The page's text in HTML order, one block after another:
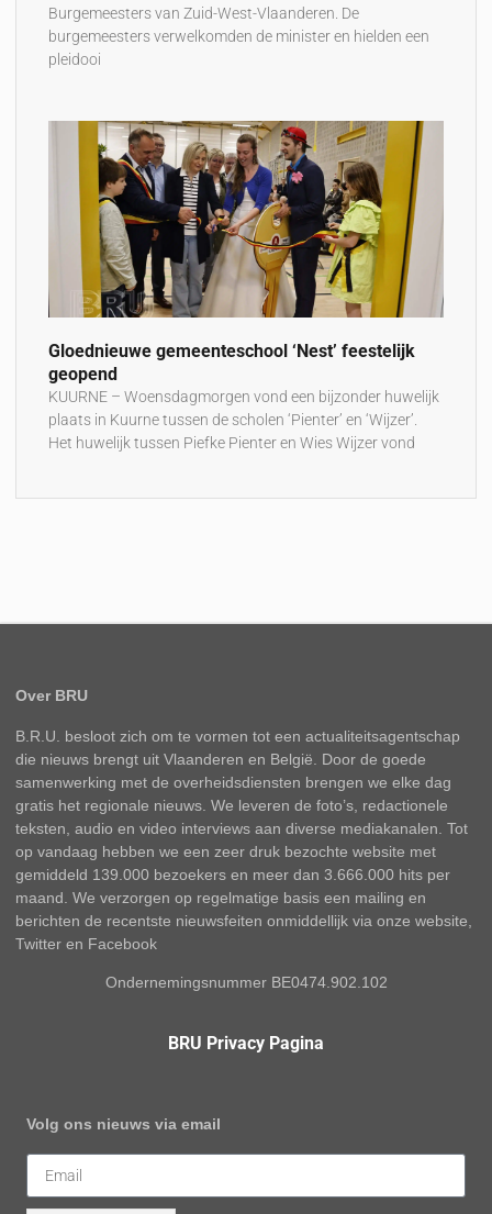
Burgemeesters van Zuid-West-Vlaanderen. De
burgemeesters verwelkomden de minister en hielden een
pleidooi
Gloednieuwe gemeenteschool ‘Nest’ feestelijk
geopend
KUURNE – Woensdagmorgen vond een bijzonder huwelijk
plaats in Kuurne tussen de scholen ‘Pienter’ en ‘Wijzer’.
Het huwelijk tussen Piefke Pienter en Wies Wijzer vond
Over BRU
B.R.U. besloot zich om te vormen tot een actualiteitsagentschap
die nieuws brengt uit Vlaanderen en België. Door de goede
samenwerking met de overheidsdiensten brengen we elke dag
gratis het regionale nieuws. We leveren de foto’s, redactionele
teksten, audio en video interviews aan diverse mediakanalen. Tot
op vandaag hebben we een zeer druk bezochte website met
gemiddeld 139.000 bezoekers en meer dan 3.666.000 hits per
maand. We verzorgen op regelmatige basis een mailing en
berichten de recentste nieuwsfeiten onmiddellijk via onze website,
Twitter en Facebook
Ondernemingsnummer BE0474.902.102
BRU Privacy Pagina
Volg ons nieuws via email